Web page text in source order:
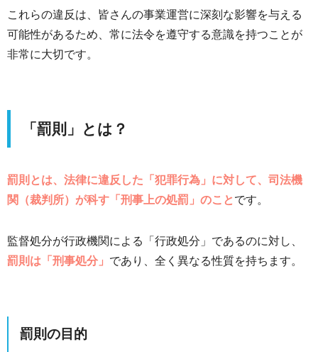
これらの違反は、皆さんの事業運営に深刻な影響を与える
可能性があるため、常に法令を遵守する意識を持つことが
非常に大切です。
「罰則」とは？
罰則とは、法律に違反した「犯罪行為」に対して、司法機
関（裁判所）が科す「刑事上の処罰」のことです。
監督処分が行政機関による「行政処分」であるのに対し、
罰則は「刑事処分」 であり、全く異なる性質を持ちます。
罰則の目的